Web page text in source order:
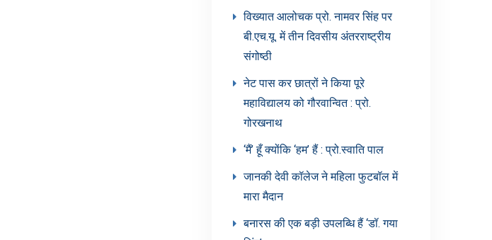
विख्यात आलोचक प्रो. नामवर सिंह पर
बी.एच.यू. में तीन दिवसीय अंतरराष्ट्रीय
संगोष्ठी
नेट पास कर छात्रों ने किया पूरे
महाविद्यालय को गौरवान्वित : प्रो.
गोरखनाथ
‘मैं’ हूँ क्योंकि ‘हम’ हैं : प्रो.स्वाति पाल
जानकी देवी कॉलेज ने महिला फुटबॉल में
मारा मैदान
बनारस की एक बड़ी उपलब्धि हैं ‘डॉ. गया